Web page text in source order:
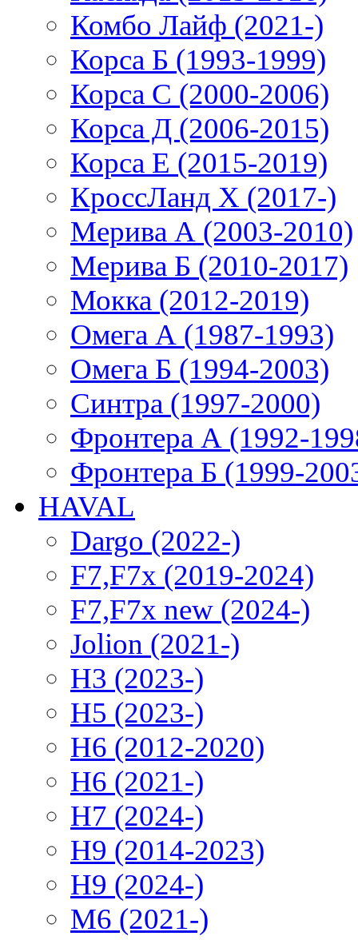
Комбо Лайф (2021-)
Корса Б (1993-1999)
Корса С (2000-2006)
Корса Д (2006-2015)
Корса E (2015-2019)
КроссЛанд X (2017-)
Мерива А (2003-2010)
Мерива Б (2010-2017)
Мокка (2012-2019)
Омега А (1987-1993)
Омега Б (1994-2003)
Синтра (1997-2000)
Фронтера А (1992-
Фронтера Б (1999-
HAVAL
Dargo (2022-)
F7,F7x (2019-2024)
F7,F7x new (2024-)
Jolion (2021-)
H3 (2023-)
H5 (2023-)
H6 (2012-2020)
H6 (2021-)
H7 (2024-)
H9 (2014-2023)
H9 (2024-)
M6 (2021-)